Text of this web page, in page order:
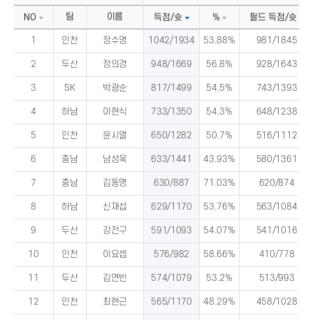
NO 팀 이름 득점/슛 % 필드 득점/슛
1 인천 정수영 1042/1934 53.88% 981/1845
2 두산 정의경 948/1669 56.8% 928/1643
3 SK 박광순 817/1499 54.5% 743/1393
4 하남 이현식 733/1350 54.3% 648/1238
5 인천 윤시열 650/1282 50.7% 516/1112
6 충남 남성욱 633/1441 43.93% 580/1361
7 충남 김동명 630/887 71.03% 620/874
8 하남 신재섭 629/1170 53.76% 563/1084
9 두산 강전구 591/1093 54.07% 541/1016
10 인천 이요셉 576/982 58.66% 410/778
11 두산 김연빈 574/1079 53.2% 513/993
12 인천 최현근 565/1170 48.29% 458/1028